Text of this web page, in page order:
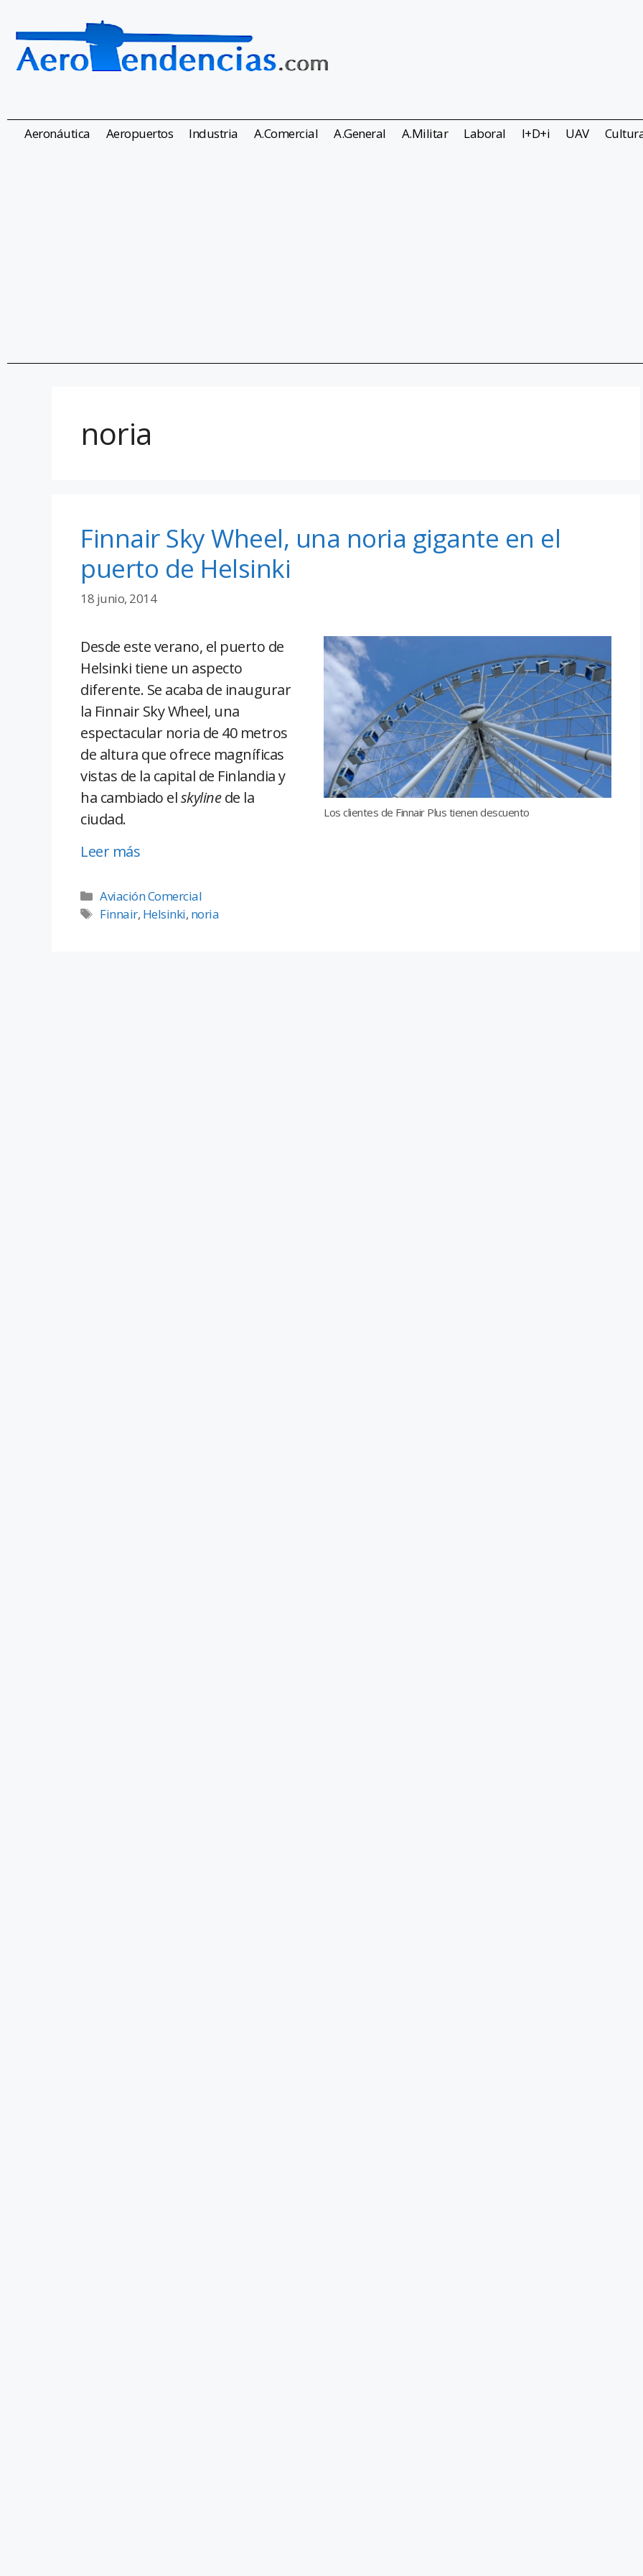
Aeronáutica Aeropuertos Industria A.Comercial A.General A.Militar Laboral I+D+i UAV
noria
Finnair Sky Wheel, una noria gigante en el
puerto de Helsinki
18 junio, 2014
Los clientes de Finnair Plus tienen descuento
Desde este verano, el puerto de
Helsinki tiene un aspecto
diferente. Se acaba de inaugurar
la Finnair Sky Wheel, una
espectacular noria de 40 metros
de altura que ofrece magníficas
vistas de la capital de Finlandia y
ha cambiado elskylinede la
ciudad.
Leer más
Aviación Comercial
Finnair, Helsinki, noria